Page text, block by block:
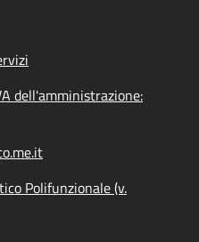
dell'amministrazione:
Polifunzionale (v.